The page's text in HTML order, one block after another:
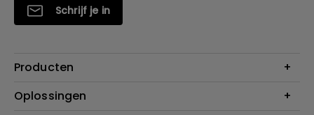
Schrijf je in
Producten
Projectoren
Oplossingen